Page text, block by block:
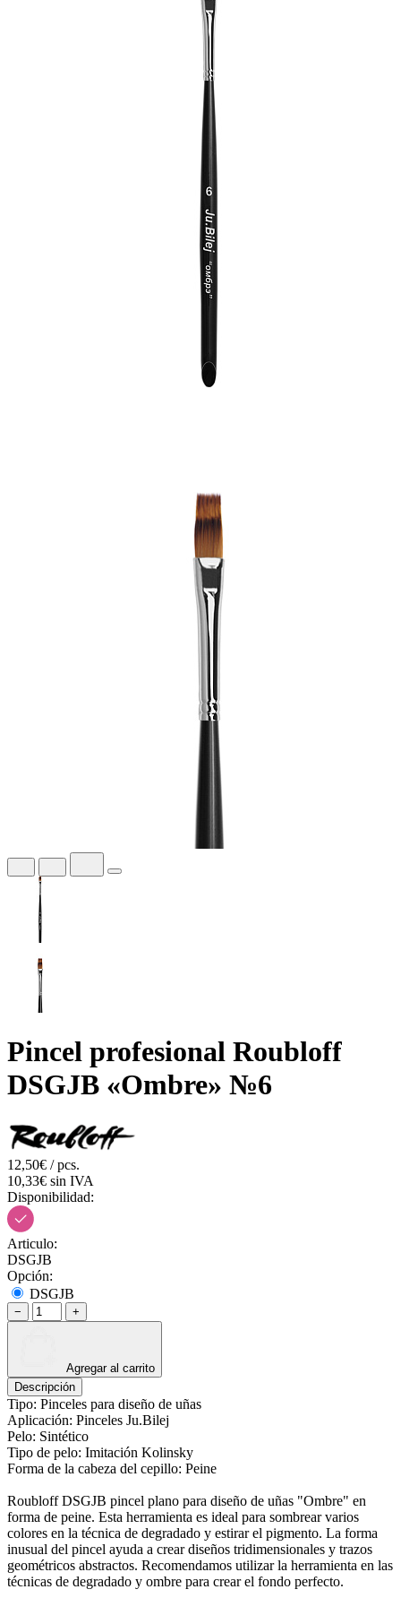
Pincel profesional Roubloff
DSGJB «Ombre» №6
12,50€ / pcs.
10,33€ sin IVA
Disponibilidad:
Articulo:
DSGJB
Opción:
DSGJB
− +
Agregar al carrito
Descripción
Tipo: Pinceles para diseño de uñas
Aplicación: Pinceles Ju.Bilej
Pelo: Sintético
Tipo de pelo: Imitación Kolinsky
Forma de la cabeza del cepillo: Peine
Roubloff DSGJB pincel plano para diseño de uñas "Ombre" en
forma de peine. Esta herramienta es ideal para sombrear varios
colores en la técnica de degradado y estirar el pigmento. La forma
inusual del pincel ayuda a crear diseños tridimensionales y trazos
geométricos abstractos. Recomendamos utilizar la herramienta en las
técnicas de degradado y ombre para crear el fondo perfecto.